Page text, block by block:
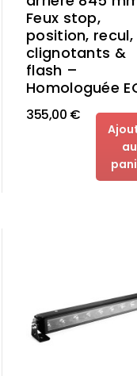
Feux stop,
position, recul,
clignotants &
flash –
Homologuée
355,00 €
au